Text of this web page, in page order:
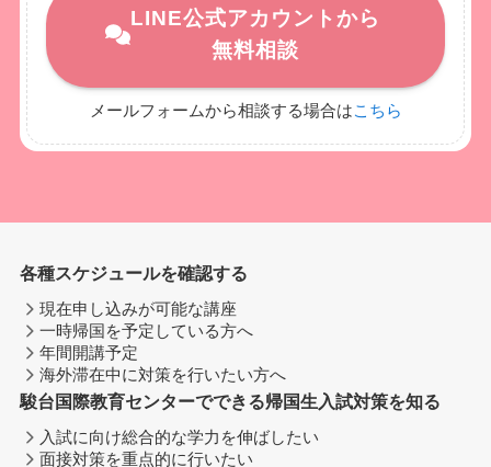
LINE公式アカウントから
無料相談
メールフォームから相談する場合はこちら
各種スケジュールを確認する
現在申し込みが可能な講座
一時帰国を予定している方へ
年間開講予定
海外滞在中に対策を行いたい方へ
駿台国際教育センターでできる帰国生入試対策を知る
入試に向け総合的な学力を伸ばしたい
面接対策を重点的に行いたい